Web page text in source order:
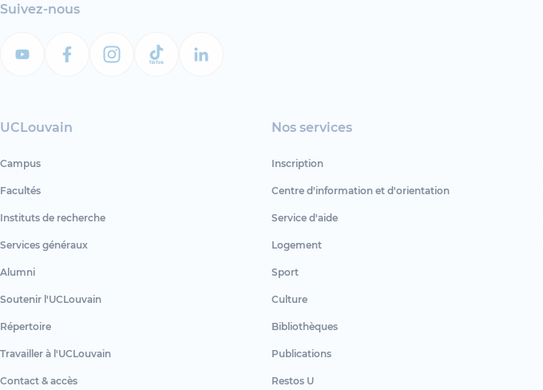
Suivez-nous
UCLouvain
Campus
Facultés
Instituts de recherche
Services généraux
Alumni
Soutenir l'UCLouvain
Répertoire
Travailler à l'UCLouvain
Contact & accès
Nos services
Inscription
Centre d'information et d'orientation
Service d'aide
Logement
Sport
Culture
Bibliothèques
Publications
Restos U